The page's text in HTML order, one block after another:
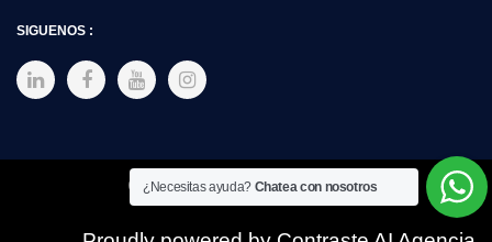
SIGUENOS :
Copyright © 2025 SIMEX
¿Necesitas ayuda? Chatea con nosotros